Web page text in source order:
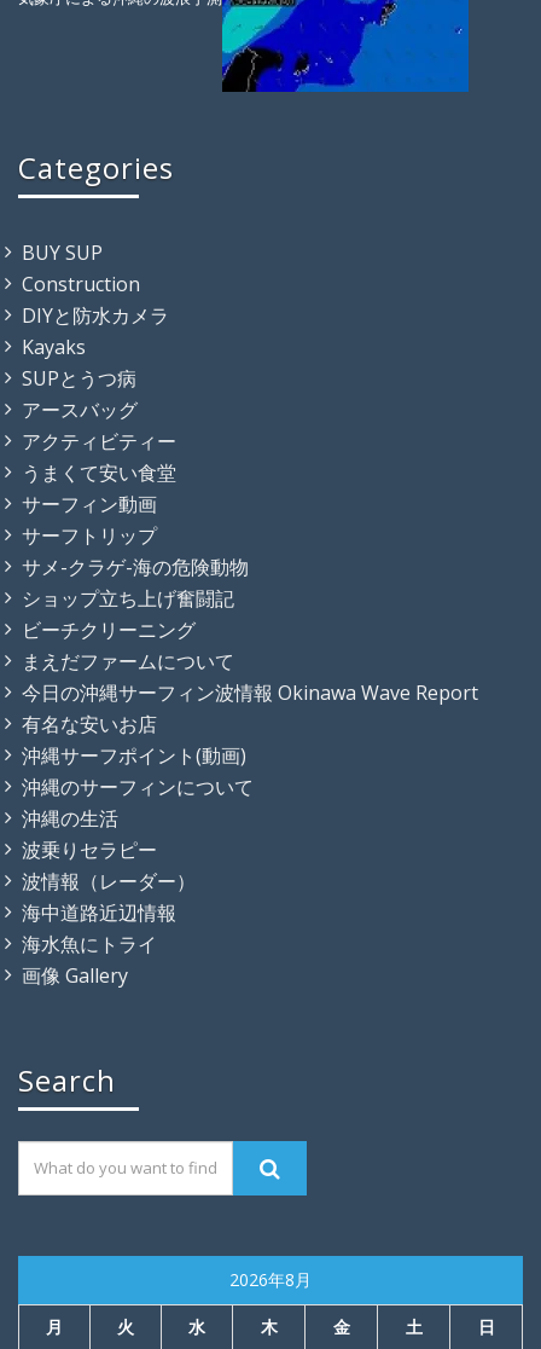
Categories
BUY SUP
Construction
DIYと防水カメラ
Kayaks
SUPとうつ病
アースバッグ
アクティビティー
うまくて安い食堂
サーフィン動画
サーフトリップ
サメ-クラゲ-海の危険動物
ショップ立ち上げ奮闘記
ビーチクリーニング
まえだファームについて
今日の沖縄サーフィン波情報 Okinawa Wave Report
有名な安いお店
沖縄サーフポイント(動画)
沖縄のサーフィンについて
沖縄の生活
波乗りセラピー
波情報（レーダー）
海中道路近辺情報
海水魚にトライ
画像 Gallery
Search
2026年8月
月 火 水 木 金 土 日